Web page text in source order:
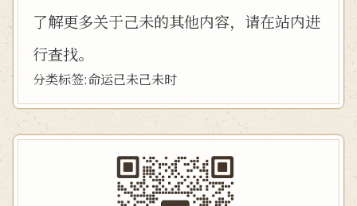
了解更多关于己未的其他内容，请在站内进
行查找。
分类标签:命运己未己未时